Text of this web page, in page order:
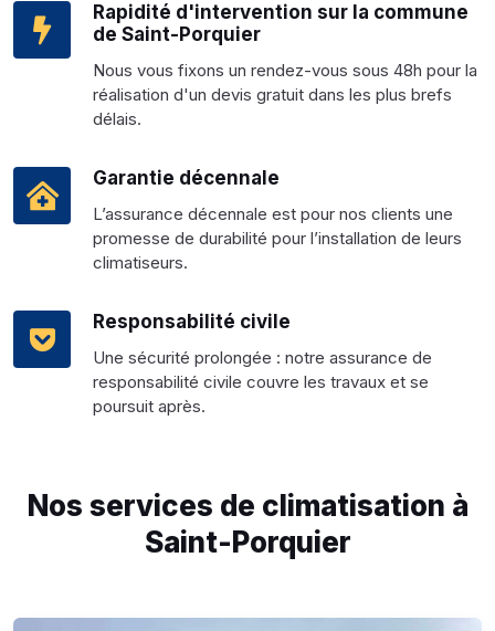
Rapidité d'intervention sur la commune
de Saint-Porquier
Nous vous fixons un rendez-vous sous 48h pour la
réalisation d'un devis gratuit dans les plus brefs
délais.
Garantie décennale
L’assurance décennale est pour nos clients une
promesse de durabilité pour l’installation de leurs
climatiseurs.
Responsabilité civile
Une sécurité prolongée : notre assurance de
responsabilité civile couvre les travaux et se
poursuit après.
Nos services de climatisation à
Saint-Porquier